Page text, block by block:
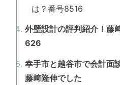
は？番号8516
外壁設計の評判紹介！藤
626
幸手市と越谷市で会計面
藤﨑隆伸でした